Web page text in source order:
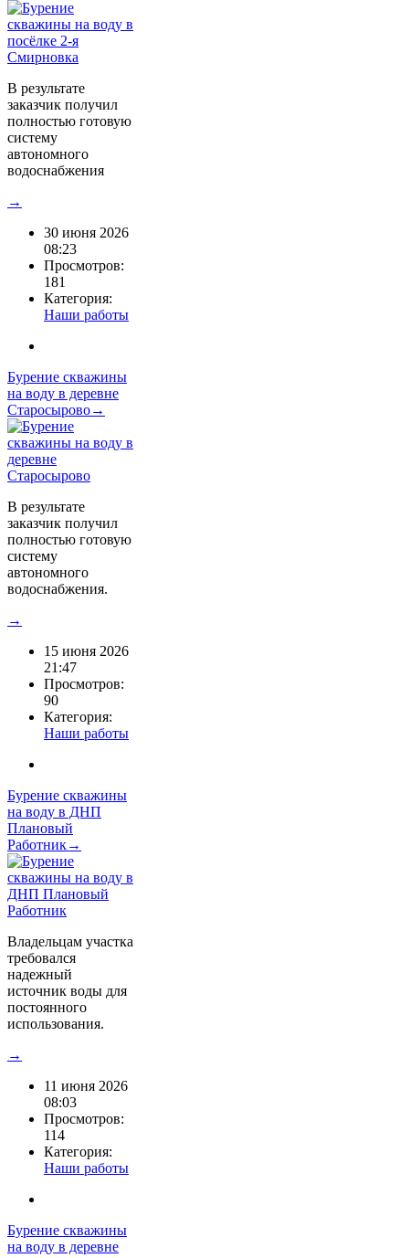
В результате
заказчик получил
полностью готовую
систему
автономного
водоснабжения
→
30 июня 2026
08:23
Просмотров:
181
Категория:
Наши работы
Бурение скважины
на воду в деревне
Старосырово→
В результате
заказчик получил
полностью готовую
систему
автономного
водоснабжения.
→
15 июня 2026
21:47
Просмотров:
90
Категория:
Наши работы
Бурение скважины
на воду в ДНП
Плановый
Работник→
Владельцам участка
требовался
надежный
источник воды для
постоянного
использования.
→
11 июня 2026
08:03
Просмотров:
114
Категория:
Наши работы
Бурение скважины
на воду в деревне